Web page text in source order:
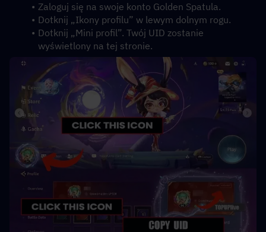
Zaloguj się na swoje konto Golden Spatula.
Dotknij „Ikony profilu” w lewym dolnym rogu.
Dotknij „Mini profil”. Twój UID zostanie
wyświetlony na tej stronie.